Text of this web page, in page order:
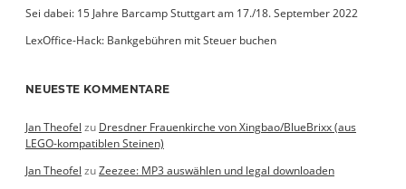
Sei dabei: 15 Jahre Barcamp Stuttgart am 17./18. September 2022
LexOffice-Hack: Bankgebühren mit Steuer buchen
NEUESTE KOMMENTARE
Jan Theofel zu Dresdner Frauenkirche von Xingbao/BlueBrixx (aus
LEGO-kompatiblen Steinen)
Jan Theofel zuZeezee: MP3 auswählen und legal downloaden